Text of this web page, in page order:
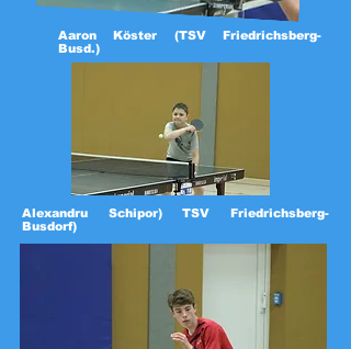
Aaron Köster (TSV Friedrichsberg-
Busd.)
Alexandru Schipor) TSV Friedrichsberg-
Busdorf)